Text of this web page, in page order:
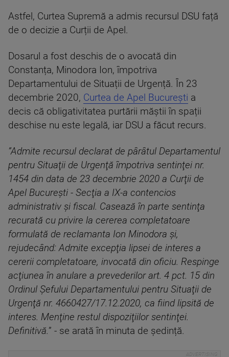
Astfel, Curtea Supremă a admis recursul DSU față
de o decizie a Curții de Apel.
Dosarul a fost deschis de o avocată din
Constanța, Minodora Ion, împotriva
Departamentului de Situații de Urgență. În 23
decembrie 2020, Curtea de Apel București a
decis că obligativitatea purtării măștii în spații
deschise nu este legală, iar DSU a făcut recurs.
”Admite recursul declarat de pârâtul Departamentul
pentru Situaţii de Urgenţă împotriva sentinţei nr.
1454 din data de 23 decembrie 2020 a Curţii de
Apel Bucureşti - Secţia a IX-a contencios
administrativ şi fiscal. Casează în parte sentinţa
recurată cu privire la cererea completatoare
formulată de reclamanta Ion Minodora şi,
rejudecând: Admite excepţia lipsei de interes a
cererii completatoare, invocată din oficiu. Respinge
acţiunea în anulare a prevederilor art. 4 pct. 15 din
Ordinul Şefului Departamentului pentru Situaţii de
Urgenţă nr. 4660427/17.12.2020, ca fiind lipsită de
interes. Menţine restul dispoziţiilor sentinţei.
Definitivă.” - se arată în minuta de ședință.